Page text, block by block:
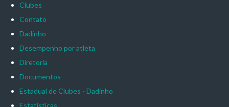
Clubes
Contato
Dadinho
Desempenho por atleta
Diretoria
Documentos
Estadual de Clubes - Dadinho
Estatísticas